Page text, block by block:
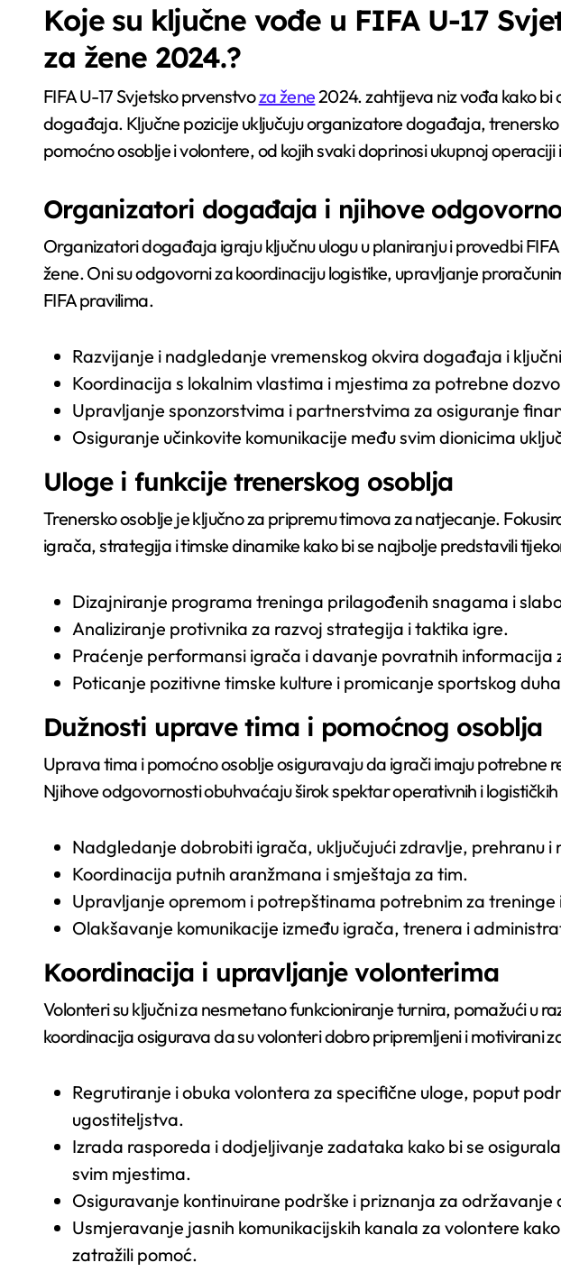
Koje su ključne vođe u FIFA U-17
za žene 2024.?
FIFA U-17 Svjetsko prvenstvoza žene2024. zahtijeva niz vođa kako bi
događaja. Ključne pozicije uključuju organizatore događaja,
pomoćno osoblje i volontere, od kojih svaki doprinosi ukupnoj operaciji
Organizatori događaja i njihove
Organizatori događaja igraju ključnu ulogu u planiranju i provedbi
žene. Oni su odgovorni za koordinaciju logistike, upravljanje
FIFA pravilima.
Razvijanje i nadgledanje vremenskog okvira događaja i
Koordinacija s lokalnim vlastima i mjestima za potrebne
Upravljanje sponzorstvima i partnerstvima za osiguranje
Osiguranje učinkovite komunikacije među svim dionicima
Uloge i funkcije trenerskog osoblja
Trenersko osoblje je ključno za pripremu timova za natjecanje.
igrača, strategija i timske dinamike kako bi se najbolje predstavili
Dizajniranje programa treninga prilagođenih snagama i
Analiziranje protivnika za razvoj strategija i taktika igre.
Praćenje performansi igrača i davanje povratnih informacija
Poticanje pozitivne timske kulture i promicanje sportskog
Dužnosti uprave tima i pomoćnog osoblja
Uprava tima i pomoćno osoblje osiguravaju da igrači imaju potrebne
Njihove odgovornosti obuhvaćaju širok spektar operativnih i
Nadgledanje dobrobiti igrača, uključujući zdravlje, prehranu
Koordinacija putnih aranžmana i smještaja za tim.
Upravljanje opremom i potrepštinama potrebnim za treninge
Olakšavanje komunikacije između igrača, trenera i
Koordinacija i upravljanje volonterima
Volonteri su ključni za nesmetano funkcioniranje turnira, pomažući u
koordinacija osigurava da su volonteri dobro pripremljeni i motivirani
Regrutiranje i obuka volontera za specifične uloge, poput
ugostiteljstva.
Izrada rasporeda i dodjeljivanje zadataka kako bi se
svim mjestima.
Osiguravanje kontinuirane podrške i priznanja za
Usmjeravanje jasnih komunikacijskih kanala za volontere
zatražili pomoć.